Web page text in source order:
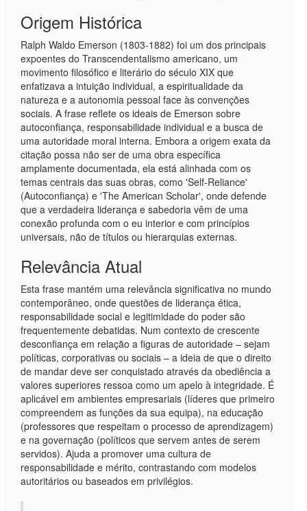
Origem Histórica
Ralph Waldo Emerson (1803-1882) foi um dos principais
expoentes do Transcendentalismo americano, um
movimento filosófico e literário do século XIX que
enfatizava a intuição individual, a espiritualidade da
natureza e a autonomia pessoal face às convenções
sociais. A frase reflete os ideais de Emerson sobre
autoconfiança, responsabilidade individual e a busca de
uma autoridade moral interna. Embora a origem exata da
citação possa não ser de uma obra específica
amplamente documentada, ela está alinhada com os
temas centrais das suas obras, como 'Self-Reliance'
(Autoconfiança) e 'The American Scholar', onde defende
que a verdadeira liderança e sabedoria vêm de uma
conexão profunda com o eu interior e com princípios
universais, não de títulos ou hierarquias externas.
Relevância Atual
Esta frase mantém uma relevância significativa no mundo
contemporâneo, onde questões de liderança ética,
responsabilidade social e legitimidade do poder são
frequentemente debatidas. Num contexto de crescente
desconfiança em relação a figuras de autoridade – sejam
políticas, corporativas ou sociais – a ideia de que o direito
de mandar deve ser conquistado através da obediência a
valores superiores ressoa como um apelo à integridade. É
aplicável em ambientes empresariais (líderes que primeiro
compreendem as funções da sua equipa), na educação
(professores que respeitam o processo de aprendizagem)
e na governação (políticos que servem antes de serem
servidos). Ajuda a promover uma cultura de
responsabilidade e mérito, contrastando com modelos
autoritários ou baseados em privilégios.